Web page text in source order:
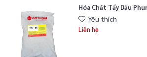
Hóa Chất Tẩy Dầu
Yêu thích
Liên hệ